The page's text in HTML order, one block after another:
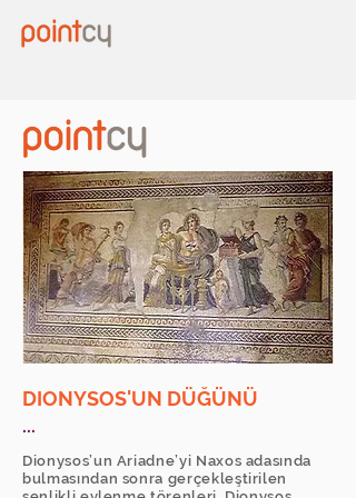
DIONYSOS'UN DÜĞÜNÜ
...
Dionysos’un Ariadne’yi Naxos adasında
bulmasından sonra gerçekleştirilen